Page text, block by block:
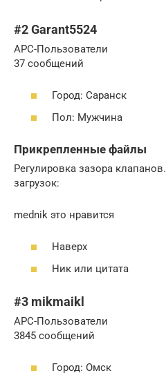
#2 Garant5524
APC-Пользователи
37 сообщений
Город: Саранск
Пол: Мужчина
Прикрепленные файлы
Регулировка зазора
загрузок:
mednik это нравится
Наверх
Ник или цитата
#3 mikmaikl
APC-Пользователи
3845 сообщений
Город: Омск